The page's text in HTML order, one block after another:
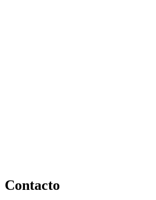
Contacto